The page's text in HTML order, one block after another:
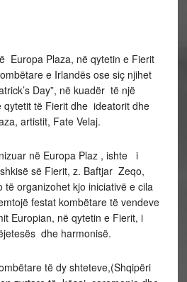
Europa Plaza, në qytetin e Fierit
e Irlandës ose siç njihet
Day”, në kuadër të një
qytetit të Fierit dhe ideatorit dhe
artistit, Fate Velaj.
në Europa Plaz , ishte i
së Fierit, z. Baftjar Zeqo,
të organizohet kjo iniciativë e cila
festat kombëtare të vendeve
Europian, në qytetin e Fierit, i
dhe harmonisë.
të dy shteteve,(Shqipëri